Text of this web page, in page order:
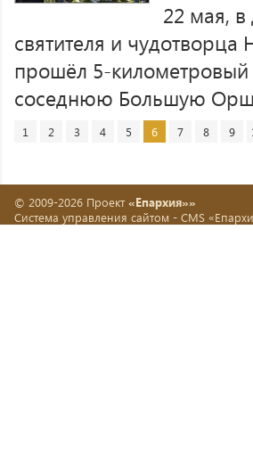
22 мая,
святителя и
прошёл 5-
соседнюю Большую
1 2 3 4 5 6 7 8 9
© 2009-2026 Проект «Епархия»»
Система управления сайтом - CMS